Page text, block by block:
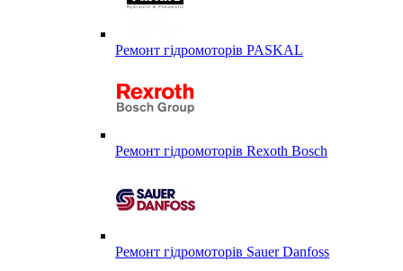
Ремонт гідромоторів PASKAL
Ремонт гідромоторів Rexoth Bosch
Ремонт гідромоторів Sauer Danfoss